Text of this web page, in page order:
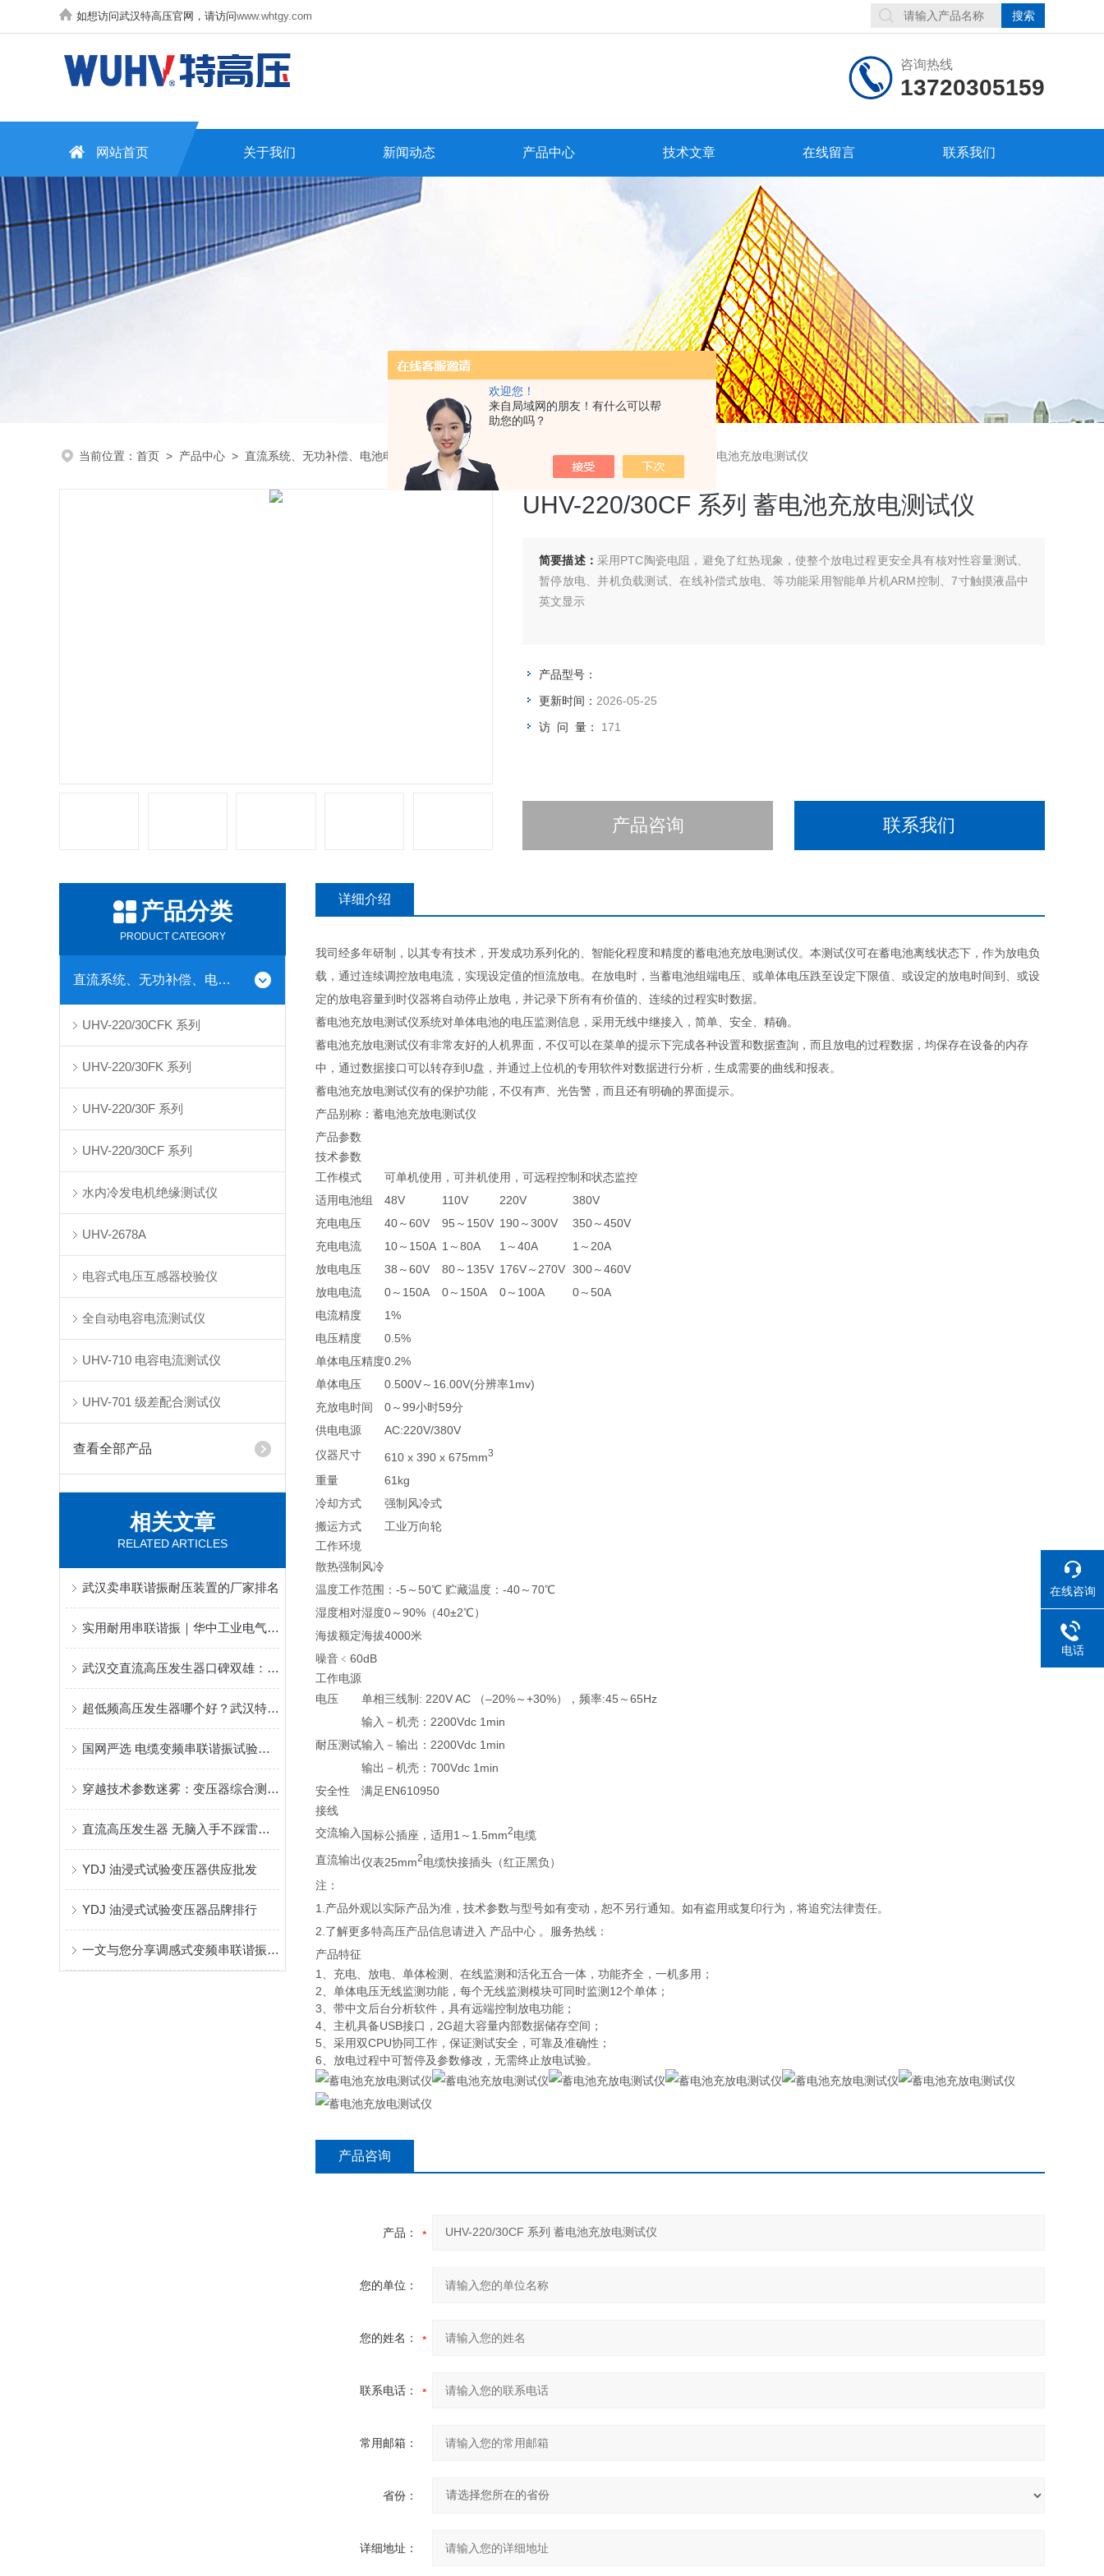
欢迎您！
来自局域网的朋友！有什么可以帮
助您的吗？
如想访问武汉特高压官网，请访问www.whtgy.com
咨询热线
13720305159
网站首页 关于我们 新闻动态 产品中心 技术文章 在线留言 联系我们
当前位置： 首页 > 产品中心 > 直流系统、无功补偿、电池电机检测仪器> UHV-220/30CF 系列>UHV-220/30CF 系列 蓄电池充放电测试仪
UHV-220/30CF 系列 蓄电池充放电测试仪
简要描述： 采用PTC陶瓷电阻，避免了红热现象，使整个放电过程更安全具有核对性容量测试、
暂停放电、并机负载测试、在线补偿式放电、等功能采用智能单片机ARM控制、7寸触摸液晶中
英文显示
产品型号：
更新时间： 2026-05-25
访 问 量： 171
产品咨询 联系我们
产品分类
PRODUCT CATEGORY
直流系统、无功补偿、电池电机检测仪器
UHV-220/30CFK 系列
UHV-220/30FK 系列
UHV-220/30F 系列
UHV-220/30CF 系列
水内冷发电机绝缘测试仪
UHV-2678A
电容式电压互感器校验仪
全自动电容电流测试仪
UHV-710 电容电流测试仪
UHV-701 级差配合测试仪
查看全部产品
相关文章
RELATED ARTICLES
武汉卖串联谐振耐压装置的厂家排名
实用耐用串联谐振｜华中工业电气试验设备一站式采购平台口碑之选
武汉交直流高压发生器口碑双雄：特高压电力与华天电力，买家信赖之选
超低频高压发生器哪个好？武汉特高压的实践与口碑
国网严选 电缆变频串联谐振试验装置 武汉优质厂家及批发渠道推荐
穿越技术参数迷雾：变压器综合测试台品牌口碑的形成要素
直流高压发生器 无脑入手不踩雷！3大厂家，品质与性价比双碾压！
YDJ 油浸式试验变压器供应批发
YDJ 油浸式试验变压器品牌排行
一文与您分享调感式变频串联谐振耐压装置的常见故障相应解决方法
详细介绍
我司经多年研制，以其专有技术，开发成功系列化的、智能化程度和精度的蓄电池充放电测试仪。本测试仪可在蓄电池离线状态下，作为放电负
载，通过连续调控放电电流，实现设定值的恒流放电。在放电时，当蓄电池组端电压、或单体电压跌至设定下限值、或设定的放电时间到、或设
定的放电容量到时仪器将自动停止放电，并记录下所有有价值的、连续的过程实时数据。
蓄电池充放电测试仪系统对单体电池的电压监测信息，采用无线中继接入，简单、安全、精确。
蓄电池充放电测试仪有非常友好的人机界面，不仅可以在菜单的提示下完成各种设置和数据查詢，而且放电的过程数据，均保存在设备的内存
中，通过数据接口可以转存到U盘，并通过上位机的专用软件对数据进行分析，生成需要的曲线和报表。
蓄电池充放电测试仪有的保护功能，不仅有声、光告警，而且还有明确的界面提示。
产品别称：蓄电池充放电测试仪
产品参数
技术参数
工作模式
可单机使用，可并机使用，可远程控制和状态监控
适用电池组
48V 110V 220V
380V
充电电压
40～60V 95～150V 190～300V
350～450V
充电电流
10～150A 1～80A 1～40A
1～20A
放电电压
38～60V 80～135V 176V～270V 300～460V
放电电流
0～150A 0～150A 0～100A
0～50A
电流精度
1%
电压精度
0.5%
单体电压精度0.2%
单体电压
0.500V～16.00V(分辨率1mv)
充放电时间
0～99小时59分
供电电源
AC:220V/380V
仪器尺寸
610 x 390 x 675mm3
重量
61kg
冷却方式
强制风冷式
搬运方式
工业万向轮
工作环境
散热强制风冷
温度工作范围：-5～50℃ 贮藏温度：-40～70℃
湿度相对湿度0～90%（40±2℃）
海拔额定海拔4000米
噪音 ﹤60dB
工作电源
电压
单相三线制: 220V AC （–20%～+30%），频率:45～65Hz
耐压测试
输入－机壳：2200Vdc 1min
输入－输出：2200Vdc 1min
输出－机壳：700Vdc 1min
安全性
满足EN610950
接线
交流输入 国标公插座，适用1～1.5mm2电缆
直流输出仪表25mm2电缆快接插头（红正黑负）
注：
1.产品外观以实际产品为准，技术参数与型号如有变动，恕不另行通知。如有盗用或复印行为，将追究法律责任。
2.了解更多特高压产品信息请进入 产品中心 。服务热线：
产品特征
1、充电、放电、单体检测、在线监测和活化五合一体，功能齐全，一机多用；
2、单体电压无线监测功能，每个无线监测模块可同时监测12个单体；
3、带中文后台分析软件，具有远端控制放电功能；
4、主机具备USB接口，2G超大容量内部数据储存空间；
5、采用双CPU协同工作，保证测试安全，可靠及准确性；
6、放电过程中可暂停及参数修改，无需终止放电试验。
产品咨询
产品：
您的单位：
您的姓名：
联系电话：
常用邮箱：
省份：
详细地址：
在线咨询
电话